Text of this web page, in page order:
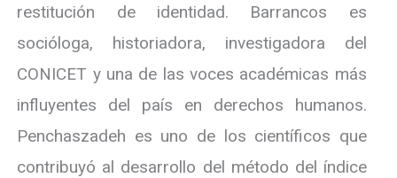
restitución de identidad. Barrancos es
socióloga, historiadora, investigadora del
CONICET y una de las voces académicas más
influyentes del país en derechos humanos.
Penchaszadeh es uno de los científicos que
contribuyó al desarrollo del método del índice